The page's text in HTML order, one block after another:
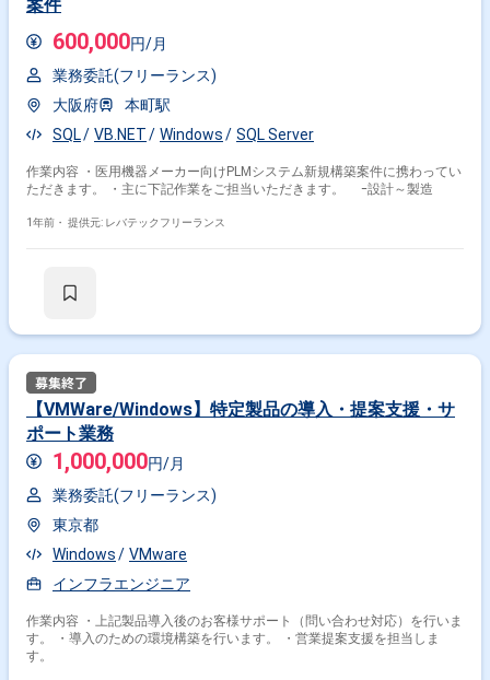
案件
600,000円/月
業務委託(フリーランス)
大阪府
本町駅
SQL
VB.NET Windows SQL Server
作業内容 ・医用機器メーカー向けPLMシステム新規構築案件に携わってい
ただきます。 ・主に下記作業をご担当いただきます。 ｰ設計～製造
1年前・ 提供元: レバテックフリーランス
【VMWare/Windows】特定製品の導入・提案支援・サ
ポート業務
1,000,000円/月
業務委託(フリーランス)
東京都
Windows
VMware
インフラエンジニア
作業内容 ・上記製品導入後のお客様サポート（問い合わせ対応）を行いま
す。 ・導入のための環境構築を行います。 ・営業提案支援を担当しま
す。